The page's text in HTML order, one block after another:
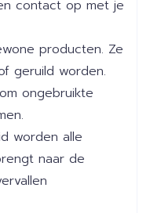
zijn, eerst
(15°C -
contact op met je
producten. Ze
geruild worden.
ongebruikte
worden alle
naar de